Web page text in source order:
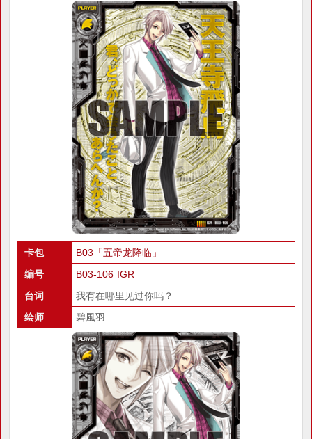
卡包
B03「五帝龙降临」
编号
B03-106 IGR
台词
我有在哪里见过你吗？
绘师
碧風羽